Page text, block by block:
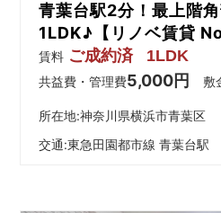
青葉台駅2分！最上階
1LDK♪【リノベ賃貸
賃料 ご成約済 1LDK
共益費・管理費5,000円 敷
所在地:神奈川県横浜市青葉区
交通:東急田園都市線 青葉台駅